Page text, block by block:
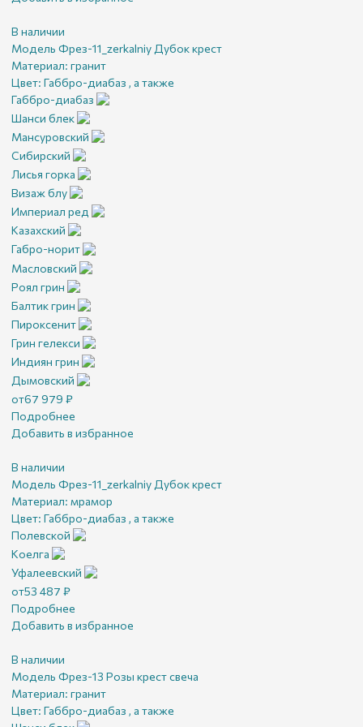
В наличии
Модель Фрез-11_zerkalniy Дубок крест
Материал: гранит
Цвет: Габбро-диабаз , а также
Габбро-диабаз
Шанси блек
Мансуровский
Сибирский
Лисья горка
Визаж блу
Империал ред
Казахский
Габро-норит
Масловский
Роял грин
Балтик грин
Пироксенит
Грин гелекси
Индиян грин
Дымовский
от67 979 ₽
Подробнее
Добавить в избранное
В наличии
Модель Фрез-11_zerkalniy Дубок крест
Материал: мрамор
Цвет: Габбро-диабаз , а также
Полевской
Коелга
Уфалеевский
от53 487 ₽
Подробнее
Добавить в избранное
В наличии
Модель Фрез-13 Розы крест свеча
Материал: гранит
Цвет: Габбро-диабаз , а также